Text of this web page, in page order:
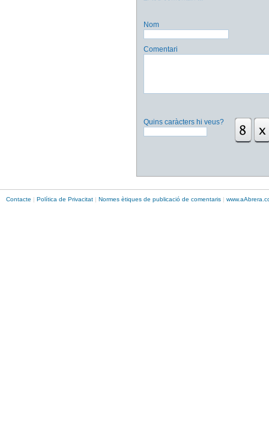
Nom
Comentari
Quins caràcters hi veus?
Contacte | Política de Privacitat | Normes ètiques de publicació de comentaris | www.aAbrera